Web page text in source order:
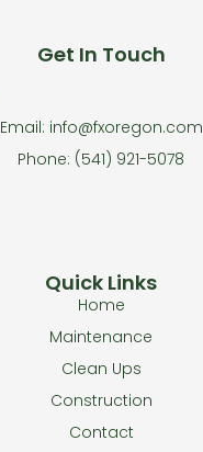
Quick Links
Home
Maintenance
Clean Ups
Construction
Contact
Get In Touch
Email: info@fxoregon.com
Phone: (541) 921-5078